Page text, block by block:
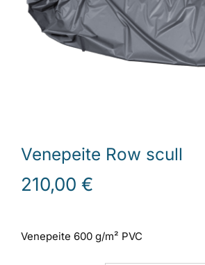
Laiturit
Asiakaskokemuksia
Venepeite Row scull
210,00 €
Venepeite 600 g/m² PVC